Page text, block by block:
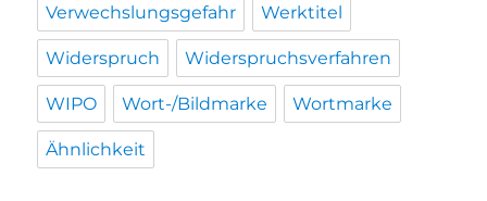
Verwechslungsgefahr Werktitel
Widerspruch Widerspruchsverfahren
WIPO Wort-/Bildmarke Wortmarke
Ähnlichkeit